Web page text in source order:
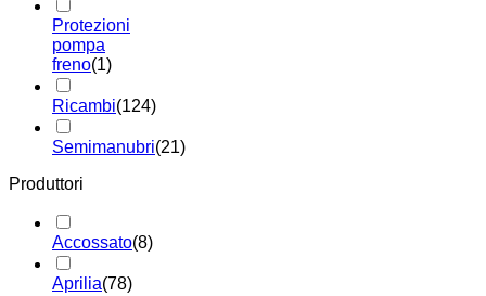
Protezioni
pompa
freno(1)
Ricambi(124)
Semimanubri(21)
Produttori
Accossato(8)
Aprilia(78)